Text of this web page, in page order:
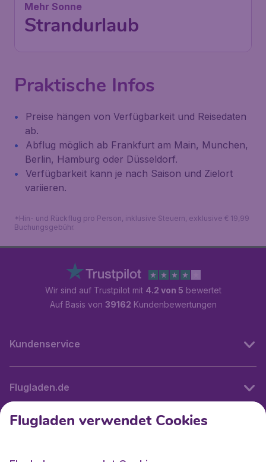
Mehr Sonne
Strandurlaub
Praktische Infos
Preise hängen von Verfügbarkeit und Reisedaten
ab.
Abflug möglich ab Frankfurt am Main, Munchen,
Berlin, Hamburg oder Düsseldorf.
Verfügbarkeit kann je nach Saison und Zielort
variieren.
*Hin- und Rückflug pro Person, inklusive Steuern, exklusive € 19,99
Buchungsgebühr.
Wir sind auf Trustpilot mit 4.2 von 5 bewertet
Auf Basis von 39162 Kundenbewertungen
Kundenservice
Flugladen.de
Internationale Webseiten
Flugladen verwendet Cookies